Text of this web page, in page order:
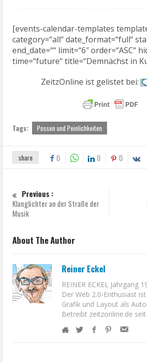
[events-calendar-templates
category=“all“ date_format=“full“
end_date=““ limit=“6″ order=“ASC“
time=“future“ title=“Demnächst in
ZeitzOnline ist gelistet bei:
Tags: Possen und Peinlichkeiten
share 0 0 0
Previous :
Klanglichter an der Straße der
Musik
About The Author
Reiner Eckel
REINER ECKEL Jahrgang
Der Web 2.0-Enthusiast
Grafik und Layout als
Betreibt zeitzonline.de